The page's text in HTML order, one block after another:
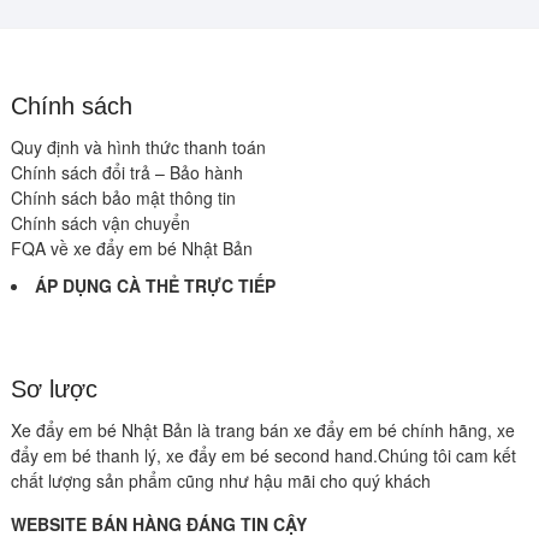
Chính sách
Quy định và hình thức thanh toán
Chính sách đổi trả – Bảo hành
Chính sách bảo mật thông tin
Chính sách vận chuyển
FQA về xe đẩy em bé Nhật Bản
ÁP DỤNG CÀ THẺ TRỰC TIẾP
Sơ lược
Xe đẩy em bé Nhật Bản là trang bán xe đẩy em bé chính hãng, xe
đẩy em bé thanh lý, xe đẩy em bé second hand.Chúng tôi cam kết
chất lượng sản phẩm cũng như hậu mãi cho quý khách
WEBSITE BÁN HÀNG ĐÁNG TIN CẬY